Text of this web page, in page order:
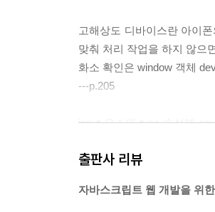
고해상도 디바이스란 아이
맞춰 처리 작업을 하지 않으
화소 확인은 window 객체
---p.205
input 요소의 type 속성에
---p.333
비동기 처리 작업 기능을 하
출판사 리뷰
자바스크립트 웹 개발을 위